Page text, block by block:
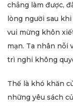
chẳng làm được,
lòng người sau
vui mừng khôn
mạn. Ta nhân nỗi
trì nghi không
Thế là khó khăn
những yêu sách